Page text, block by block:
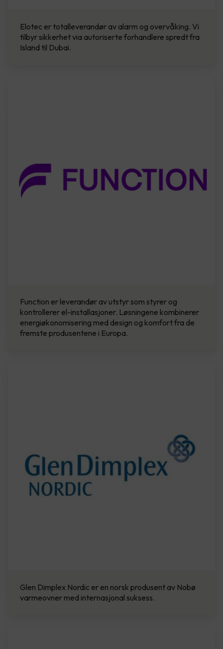
Elotec er totalleverandør av alarm og overvåking. Vi
tilbyr sikkerhet via autoriserte forhandlere spredt fra
Island til Dubai.
Function er leverandør av utstyr som styrer og
kontrollerer el-installasjoner. Løsningene kombinerer
energi­økonomisering med design og komfort fra de
fremste produsentene i Europa.
Glen Dimplex Nordic er en norsk produsent av Nobø
varmeovner med internasjonal suksess.